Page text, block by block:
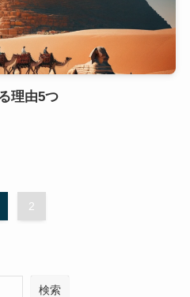
理由5つ
2
検索